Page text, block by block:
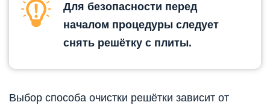
Для безопасности перед
началом процедуры следует
снять решётку с плиты.
Выбор способа очистки решётки зависит от